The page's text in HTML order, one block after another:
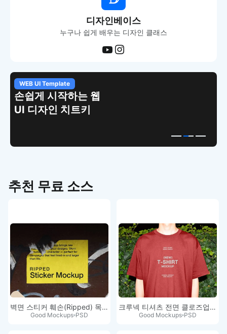
디자인베이스
누구나 쉽게 배우는 디자인 클래스
WEB UI Template
손쉽게 시작하는 웹
UI 디자인 치트키
추천 무료 소스
벽면 스티커 훼손(Ripped) 목업
Good Mockups PSD
크루넥 티셔츠 전면 클로즈업 목업
Good Mockups PSD